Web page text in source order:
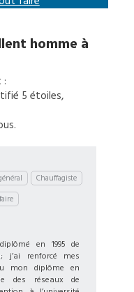
homme à
:
5 étoiles,
Chauffagiste
en 1995 de
j’ai renforcé mes
mon diplôme en
des réseaux de